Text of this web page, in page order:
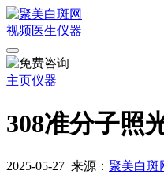
视频医生仪器
主页仪器
308准分子照
2025-05-27 来源： 聚美白斑